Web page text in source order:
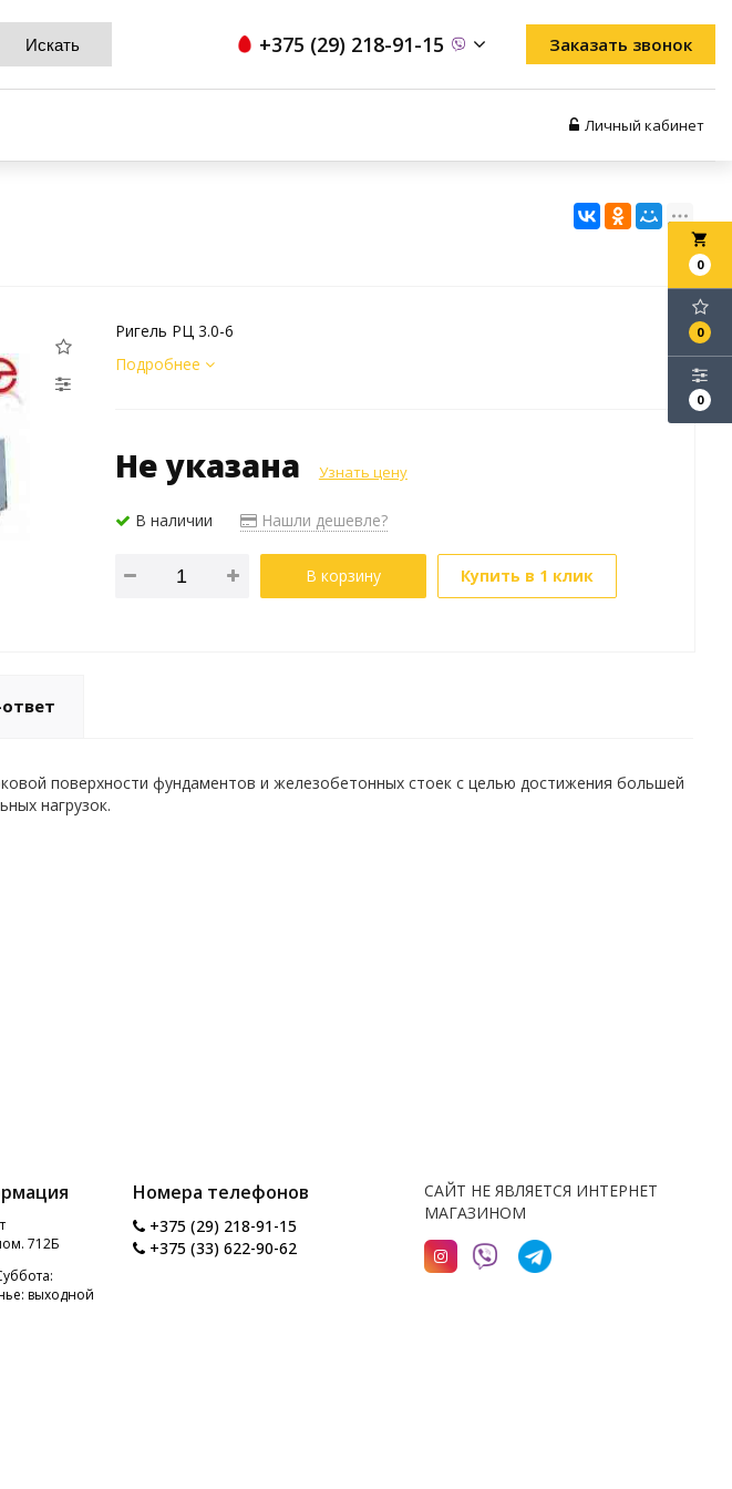
+375 (29) 218-91-15 Заказать звонок
Личный кабинет
local_grocery_store
0
0
0
Ригель РЦ 3.0-6
Подробнее
Не указана Узнать цену
В наличии Нашли дешевле?
В корзину Купить в 1 клик
поверхности фундаментов и железобетонных стоек с целью достижения большей
нагрузок.
712Б
выходной
Номера телефонов
+375 (29) 218-91-15
+375 (33) 622-90-62
САЙТ НЕ ЯВЛЯЕТСЯ ИНТЕРНЕТ
МАГАЗИНОМ